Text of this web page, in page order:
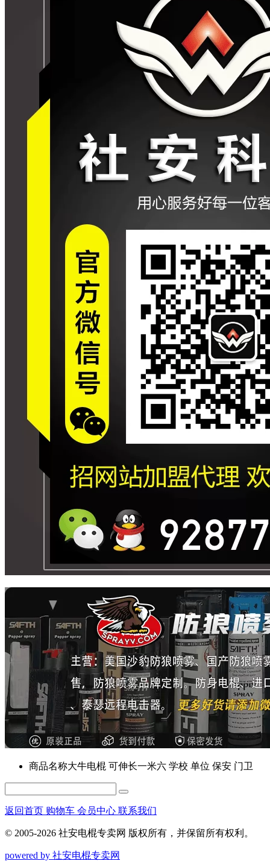
商品名称大牛电棍 可伸长一米六 学校 单位 保安 门卫
返回首页 购物车 会员中心 联系我们
© 2005-2026 社安电棍专卖网 版权所有，并保留所有权利。
powered by 社安电棍专卖网